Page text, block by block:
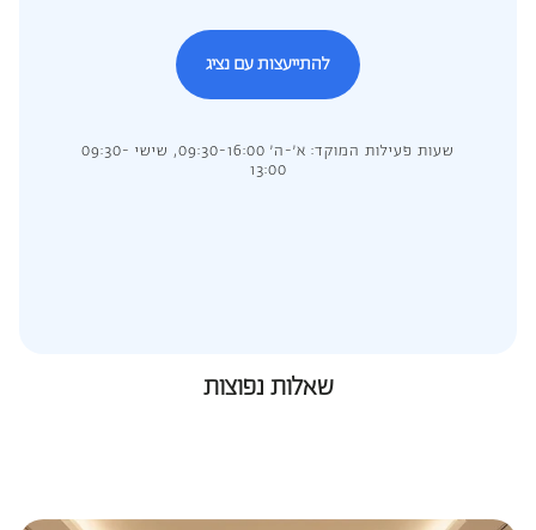
להתייעצות עם נציג
שעות פעילות המוקד: א’-ה’ 09:30-16:00, שישי 09:30-
13:00
שאלות נפוצות